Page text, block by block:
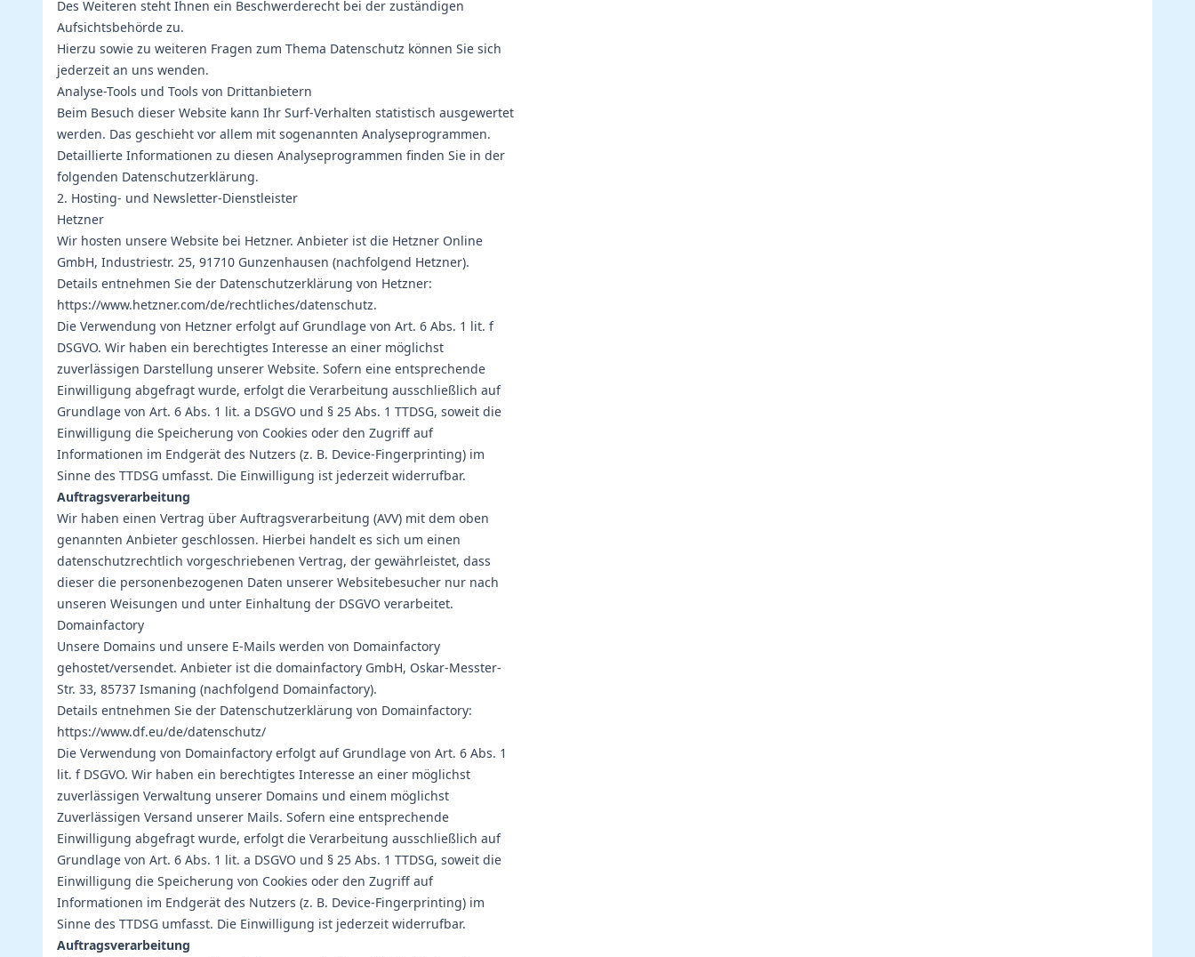
Des Weiteren steht Ihnen ein Beschwerderecht bei der zuständigen
Aufsichtsbehörde zu.
Hierzu sowie zu weiteren Fragen zum Thema Datenschutz können Sie sich
jederzeit an uns wenden.
Analyse-Tools und Tools von Drittanbietern
Beim Besuch dieser Website kann Ihr Surf-Verhalten statistisch ausgewertet
werden. Das geschieht vor allem mit sogenannten Analyseprogrammen.
Detaillierte Informationen zu diesen Analyseprogrammen finden Sie in der
folgenden Datenschutzerklärung.
2. Hosting- und Newsletter-Dienstleister
Hetzner
Wir hosten unsere Website bei Hetzner. Anbieter ist die Hetzner Online
GmbH, Industriestr. 25, 91710 Gunzenhausen (nachfolgend Hetzner).
Details entnehmen Sie der Datenschutzerklärung von Hetzner:
https://www.hetzner.com/de/rechtliches/datenschutz.
Die Verwendung von Hetzner erfolgt auf Grundlage von Art. 6 Abs. 1 lit. f
DSGVO. Wir haben ein berechtigtes Interesse an einer möglichst
zuverlässigen Darstellung unserer Website. Sofern eine entsprechende
Einwilligung abgefragt wurde, erfolgt die Verarbeitung ausschließlich auf
Grundlage von Art. 6 Abs. 1 lit. a DSGVO und § 25 Abs. 1 TTDSG, soweit die
Einwilligung die Speicherung von Cookies oder den Zugriff auf
Informationen im Endgerät des Nutzers (z. B. Device-Fingerprinting) im
Sinne des TTDSG umfasst. Die Einwilligung ist jederzeit widerrufbar.
Auftragsverarbeitung
Wir haben einen Vertrag über Auftragsverarbeitung (AVV) mit dem oben
genannten Anbieter geschlossen. Hierbei handelt es sich um einen
datenschutzrechtlich vorgeschriebenen Vertrag, der gewährleistet, dass
dieser die personenbezogenen Daten unserer Websitebesucher nur nach
unseren Weisungen und unter Einhaltung der DSGVO verarbeitet.
Domainfactory
Unsere Domains und unsere E-Mails werden von Domainfactory
gehostet/versendet. Anbieter ist die domainfactory GmbH, Oskar-Messter-
Str. 33, 85737 Ismaning (nachfolgend Domainfactory).
Details entnehmen Sie der Datenschutzerklärung von Domainfactory:
https://www.df.eu/de/datenschutz/
Die Verwendung von Domainfactory erfolgt auf Grundlage von Art. 6 Abs. 1
lit. f DSGVO. Wir haben ein berechtigtes Interesse an einer möglichst
zuverlässigen Verwaltung unserer Domains und einem möglichst
Zuverlässigen Versand unserer Mails. Sofern eine entsprechende
Einwilligung abgefragt wurde, erfolgt die Verarbeitung ausschließlich auf
Grundlage von Art. 6 Abs. 1 lit. a DSGVO und § 25 Abs. 1 TTDSG, soweit die
Einwilligung die Speicherung von Cookies oder den Zugriff auf
Informationen im Endgerät des Nutzers (z. B. Device-Fingerprinting) im
Sinne des TTDSG umfasst. Die Einwilligung ist jederzeit widerrufbar.
Auftragsverarbeitung